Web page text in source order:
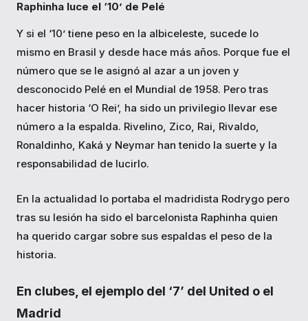
Raphinha luce el ‘10’ de Pelé
Y si el ‘10’ tiene peso en la albiceleste, sucede lo
mismo en Brasil y desde hace más años. Porque fue el
número que se le asignó al azar a un joven y
desconocido Pelé en el Mundial de 1958. Pero tras
hacer historia ‘O Rei’, ha sido un privilegio llevar ese
número a la espalda. Rivelino, Zico, Rai, Rivaldo,
Ronaldinho, Kaká y Neymar han tenido la suerte y la
responsabilidad de lucirlo.
En la actualidad lo portaba el madridista Rodrygo pero
tras su lesión ha sido el barcelonista Raphinha quien
ha querido cargar sobre sus espaldas el peso de la
historia.
En clubes, el ejemplo del ‘7’ del United o el
Madrid